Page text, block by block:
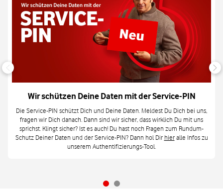
Wir schützen Deine Daten mit der Service-PIN
Die Service-PIN schützt Dich und Deine Daten. Meldest Du Dich bei uns,
fragen wir Dich danach. Dann sind wir sicher, dass wirklich Du mit uns
sprichst. Klingt sicher? Ist es auch! Du hast noch Fragen zum Rundum-
Schutz Deiner Daten und der Service-PIN? Dann hol Dir hieralle Infos zu
unserem Authentifizierungs-Tool.